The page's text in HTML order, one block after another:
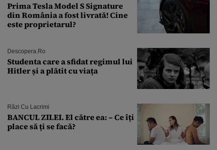
Prima Tesla Model S Signature
din România a fost livrată! Cine
este proprietarul?
Descopera.ro
Studenta care a sfidat regimul lui
Hitler și a plătit cu viața
Râzi Cu Lacrimi
BANCUL ZILEI. El către ea: – Ce îți
place să ți se facă?